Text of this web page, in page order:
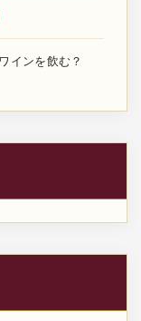
インを飲む？